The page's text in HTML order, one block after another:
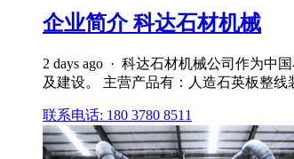
企业简介 科达石材机械
2 days ago · 科达石材机械公司作为中
及建设。 主营产品有：人造石英板整
联系电话: 180 3780 8511